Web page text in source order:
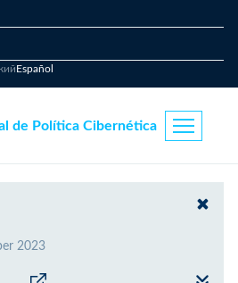
Español
de Política Cibernética
2023